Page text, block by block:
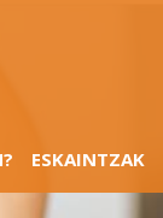
ESKAINTZAK